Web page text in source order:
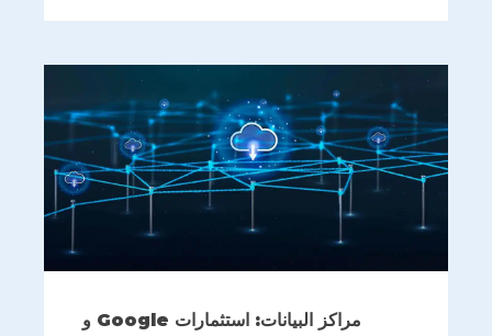
مراكز البيانات: استثمارات Google و